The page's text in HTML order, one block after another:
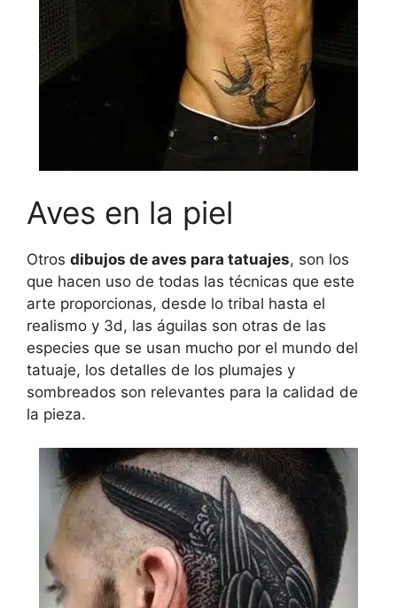
Aves en la piel
Otros dibujos de aves para tatuajes, son los
que hacen uso de todas las técnicas que este
arte proporcionas, desde lo tribal hasta el
realismo y 3d, las águilas son otras de las
especies que se usan mucho por el mundo del
tatuaje, los detalles de los plumajes y
sombreados son relevantes para la calidad de
la pieza.